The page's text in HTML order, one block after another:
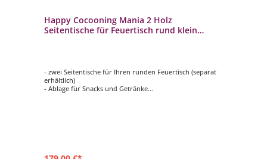
Happy Cocooning Mania 2 Holz
Seitentische für Feuertisch rund klein
- zwei Seitentische für Ihren runden Feuertisch (separat
erhältlich)
- Ablage für Snacks und Getränke